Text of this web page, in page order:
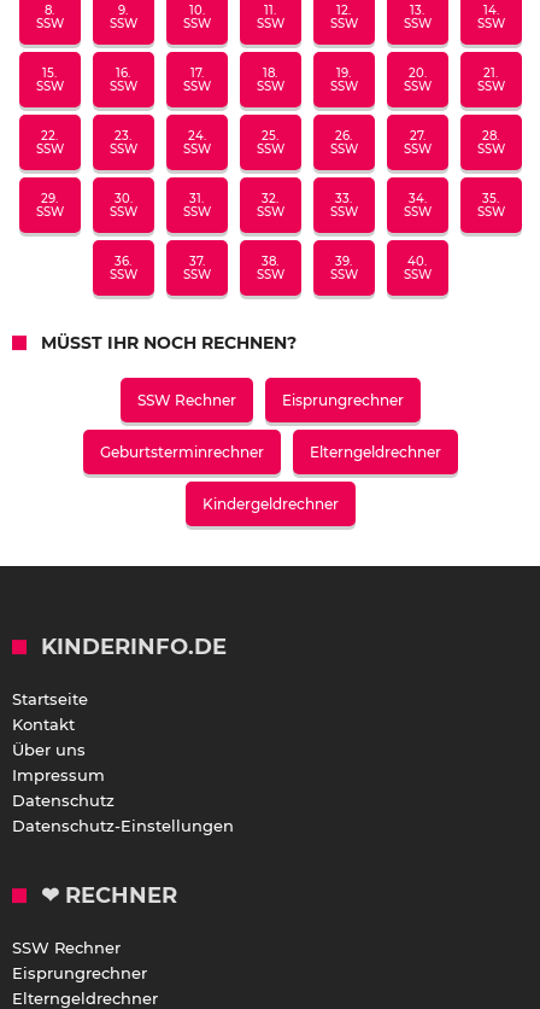
8.
SSW
9.
SSW
10.
SSW
11.
SSW
12.
SSW
13.
SSW
14.
SSW
15.
SSW
16.
SSW
17.
SSW
18.
SSW
19.
SSW
20.
SSW
21.
SSW
22.
SSW
23.
SSW
24.
SSW
25.
SSW
26.
SSW
27.
SSW
28.
SSW
29.
SSW
30.
SSW
31.
SSW
32.
SSW
33.
SSW
34.
SSW
35.
SSW
36.
SSW
37.
SSW
38.
SSW
39.
SSW
40.
SSW
MÜSST IHR NOCH RECHNEN?
SSW Rechner Eisprungrechner
Geburtsterminrechner Elterngeldrechner
Kindergeldrechner
KINDERINFO.DE
Startseite
Kontakt
Über uns
Impressum
Datenschutz
Datenschutz-Einstellungen
❤ RECHNER
SSW Rechner
Eisprungrechner
Elterngeldrechner